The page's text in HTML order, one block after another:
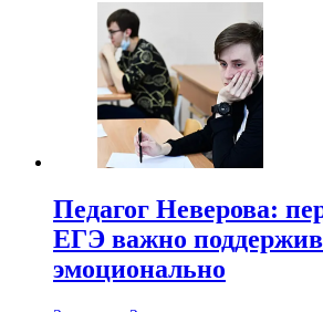
Педагог Неверова:
ЕГЭ важно
эмоционально